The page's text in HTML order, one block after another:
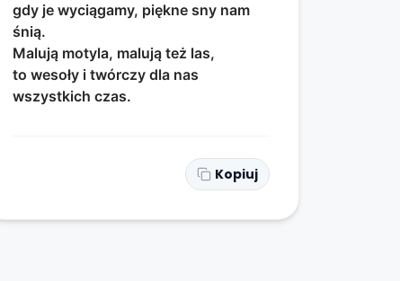
gdy je wyciągamy, piękne sny nam
śnią.
Malują motyla, malują też las,
to wesoły i twórczy dla nas
wszystkich czas.
Kopiuj